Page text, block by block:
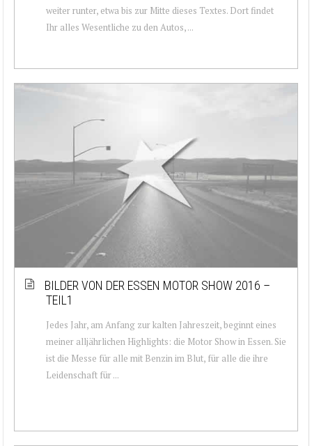
weiter runter, etwa bis zur Mitte dieses Textes. Dort findet
Ihr alles Wesentliche zu den Autos, ...
BILDER VON DER ESSEN MOTOR SHOW 2016 –
TEIL1
Jedes Jahr, am Anfang zur kalten Jahreszeit, beginnt eines
meiner alljährlichen Highlights: die Motor Show in Essen. Sie
ist die Messe für alle mit Benzin im Blut, für alle die ihre
Leidenschaft für ...